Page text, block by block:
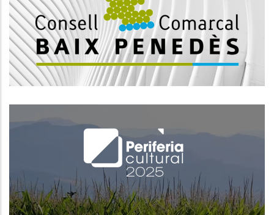
Superior, Subescala Tècnica, Grup
A1
Ocupació
El Baix Penedès S’incorpora Al
Cicle Perifèria Cultural Amb Una
Programació Arrelada Al Territori I
Amb Vocació Transformadora